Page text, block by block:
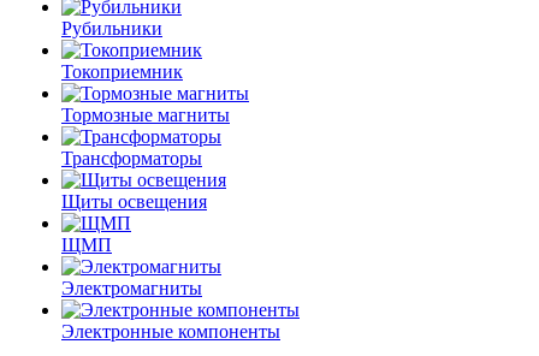
Рубильники
Токоприемник
Тормозные магниты
Трансформаторы
Щиты освещения
ЩМП
Электромагниты
Электронные компоненты